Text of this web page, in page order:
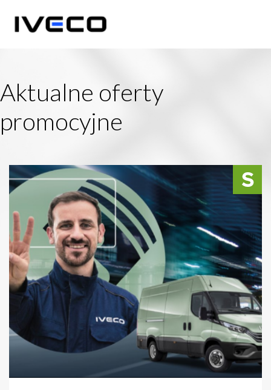
Aktualne oferty
promocyjne